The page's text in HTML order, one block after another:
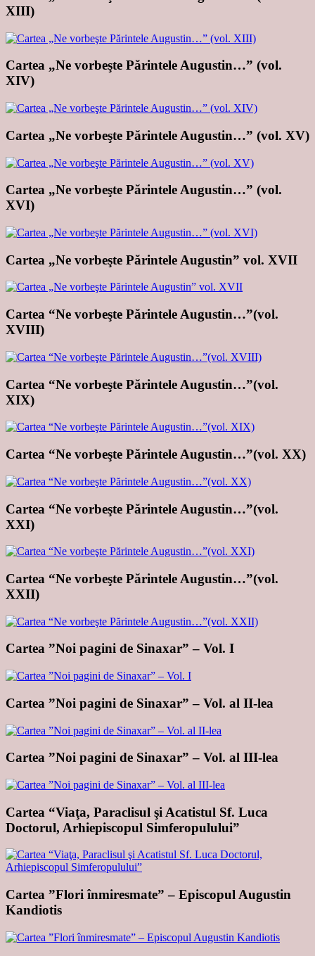
XIII)
Cartea „Ne vorbeşte Părintele Augustin…” (vol.
XIV)
Cartea „Ne vorbeşte Părintele Augustin…” (vol. XV)
Cartea „Ne vorbeşte Părintele Augustin…” (vol.
XVI)
Cartea „Ne vorbeşte Părintele Augustin” vol. XVII
Cartea “Ne vorbeşte Părintele Augustin…”(vol.
XVIII)
Cartea “Ne vorbeşte Părintele Augustin…”(vol.
XIX)
Cartea “Ne vorbeşte Părintele Augustin…”(vol. XX)
Cartea “Ne vorbeşte Părintele Augustin…”(vol.
XXI)
Cartea “Ne vorbeşte Părintele Augustin…”(vol.
XXII)
Cartea ”Noi pagini de Sinaxar” – Vol. I
Cartea ”Noi pagini de Sinaxar” – Vol. al II-lea
Cartea ”Noi pagini de Sinaxar” – Vol. al III-lea
Cartea “Viaţa, Paraclisul şi Acatistul Sf. Luca
Doctorul, Arhiepiscopul Simferopulului”
Cartea ”Flori înmiresmate” – Episcopul Augustin
Kandiotis